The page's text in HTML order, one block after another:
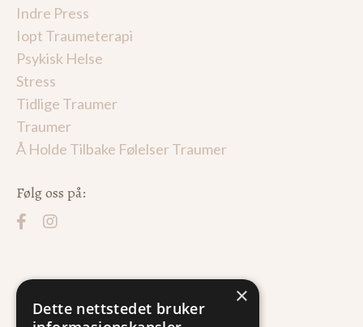
Indre Press
Iopt Traumeterapi
Psykisk Helse
Stress
Tidlige Traumer
Traumer
Å Holde Tilbake Følelser Traumer
Følg oss på:
×
Dette nettstedet bruker